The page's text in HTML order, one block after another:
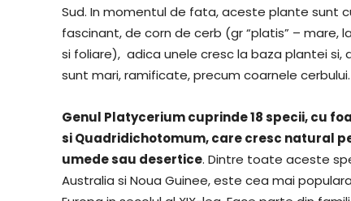
Sud. In momentul de fata, aceste plante sunt
fascinant, de corn de cerb (gr “platis” – mare,
si foliare), adica unele cresc la baza plantei
sunt mari, ramificate, precum coarnele cerbului.
Genul Platycerium cuprinde 18 specii, cu
si Quadridichotomum, care cresc natural
umede sau desertice. Dintre toate aceste
Australia si Noua Guinee, este cea mai